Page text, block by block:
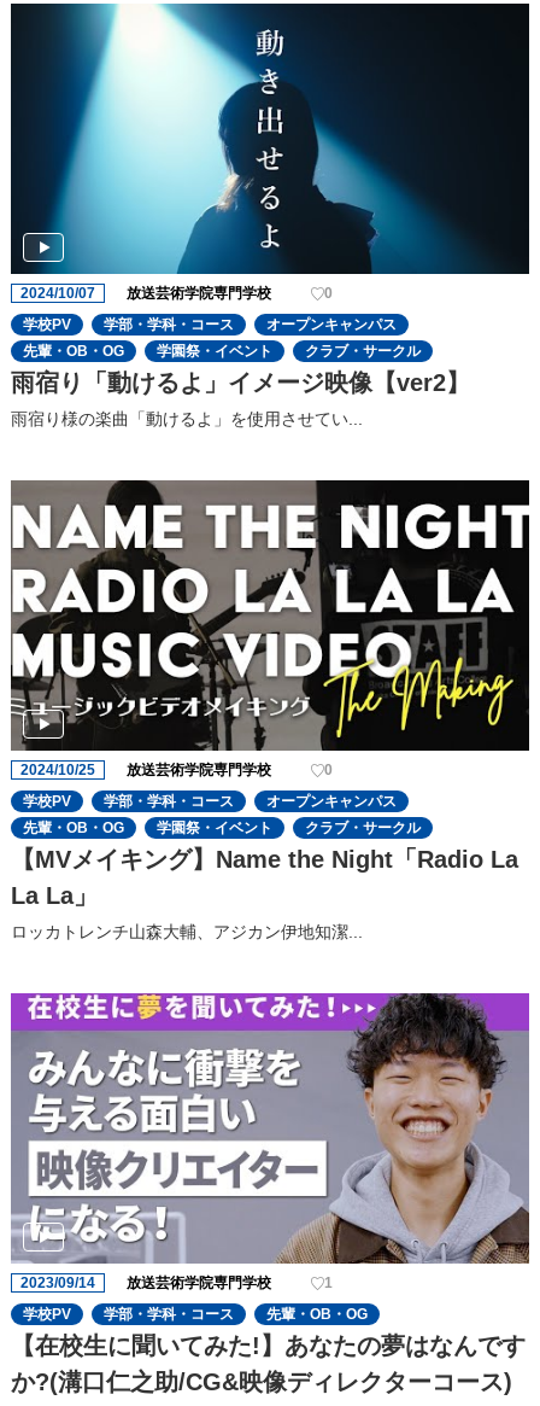
2024/10/07 放送芸術学院専門学校
0
学校PV
学部・学科・コース
オープンキャンパス
先輩・OB・OG
学園祭・イベント クラブ・サークル
雨宿り「動けるよ」イメージ映像【ver2】
雨宿り様の楽曲「動けるよ」を使用させてい...
2024/10/25 放送芸術学院専門学校
0
学校PV
学部・学科・コース
オープンキャンパス
先輩・OB・OG
学園祭・イベント クラブ・サークル
【MVメイキング】Name the Night「Radio La
La La」
ロッカトレンチ山森大輔、アジカン伊地知潔...
2023/09/14 放送芸術学院専門学校
1
学校PV
学部・学科・コース 先輩・OB・OG
【在校生に聞いてみた!】あなたの夢はなんです
か?(溝口仁之助/CG&映像ディレクターコース)